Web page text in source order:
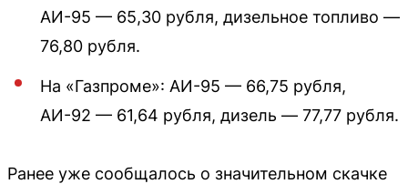
АИ-95 — 65,30 рубля, дизельное топливо —
76,80 рубля.
На «Газпроме»: АИ-95 — 66,75 рубля,
АИ-92 — 61,64 рубля, дизель — 77,77 рубля.
Ранее уже сообщалось о значительном скачке